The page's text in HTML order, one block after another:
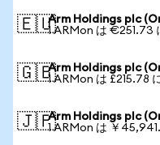
🇪🇺Arm Holdings plc
1 ARMon は €251.73
🇬🇧Arm Holdings plc
1 ARMon は £215.78
🇯🇵Arm Holdings plc
1 ARMon は ￥